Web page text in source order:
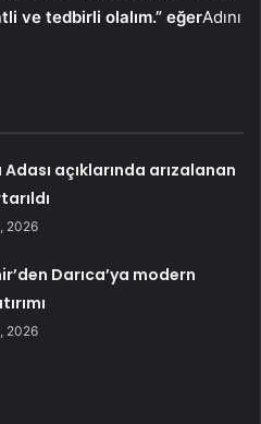
ve tedbirli olalım.” eğerAdını
açıklarında arızalanan
2026
Darıca’ya modern
2026